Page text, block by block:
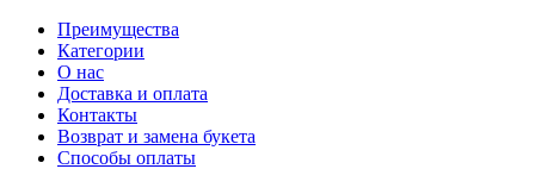
Преимущества
Категории
О нас
Доставка и оплата
Контакты
Возврат и замена букета
Способы оплаты